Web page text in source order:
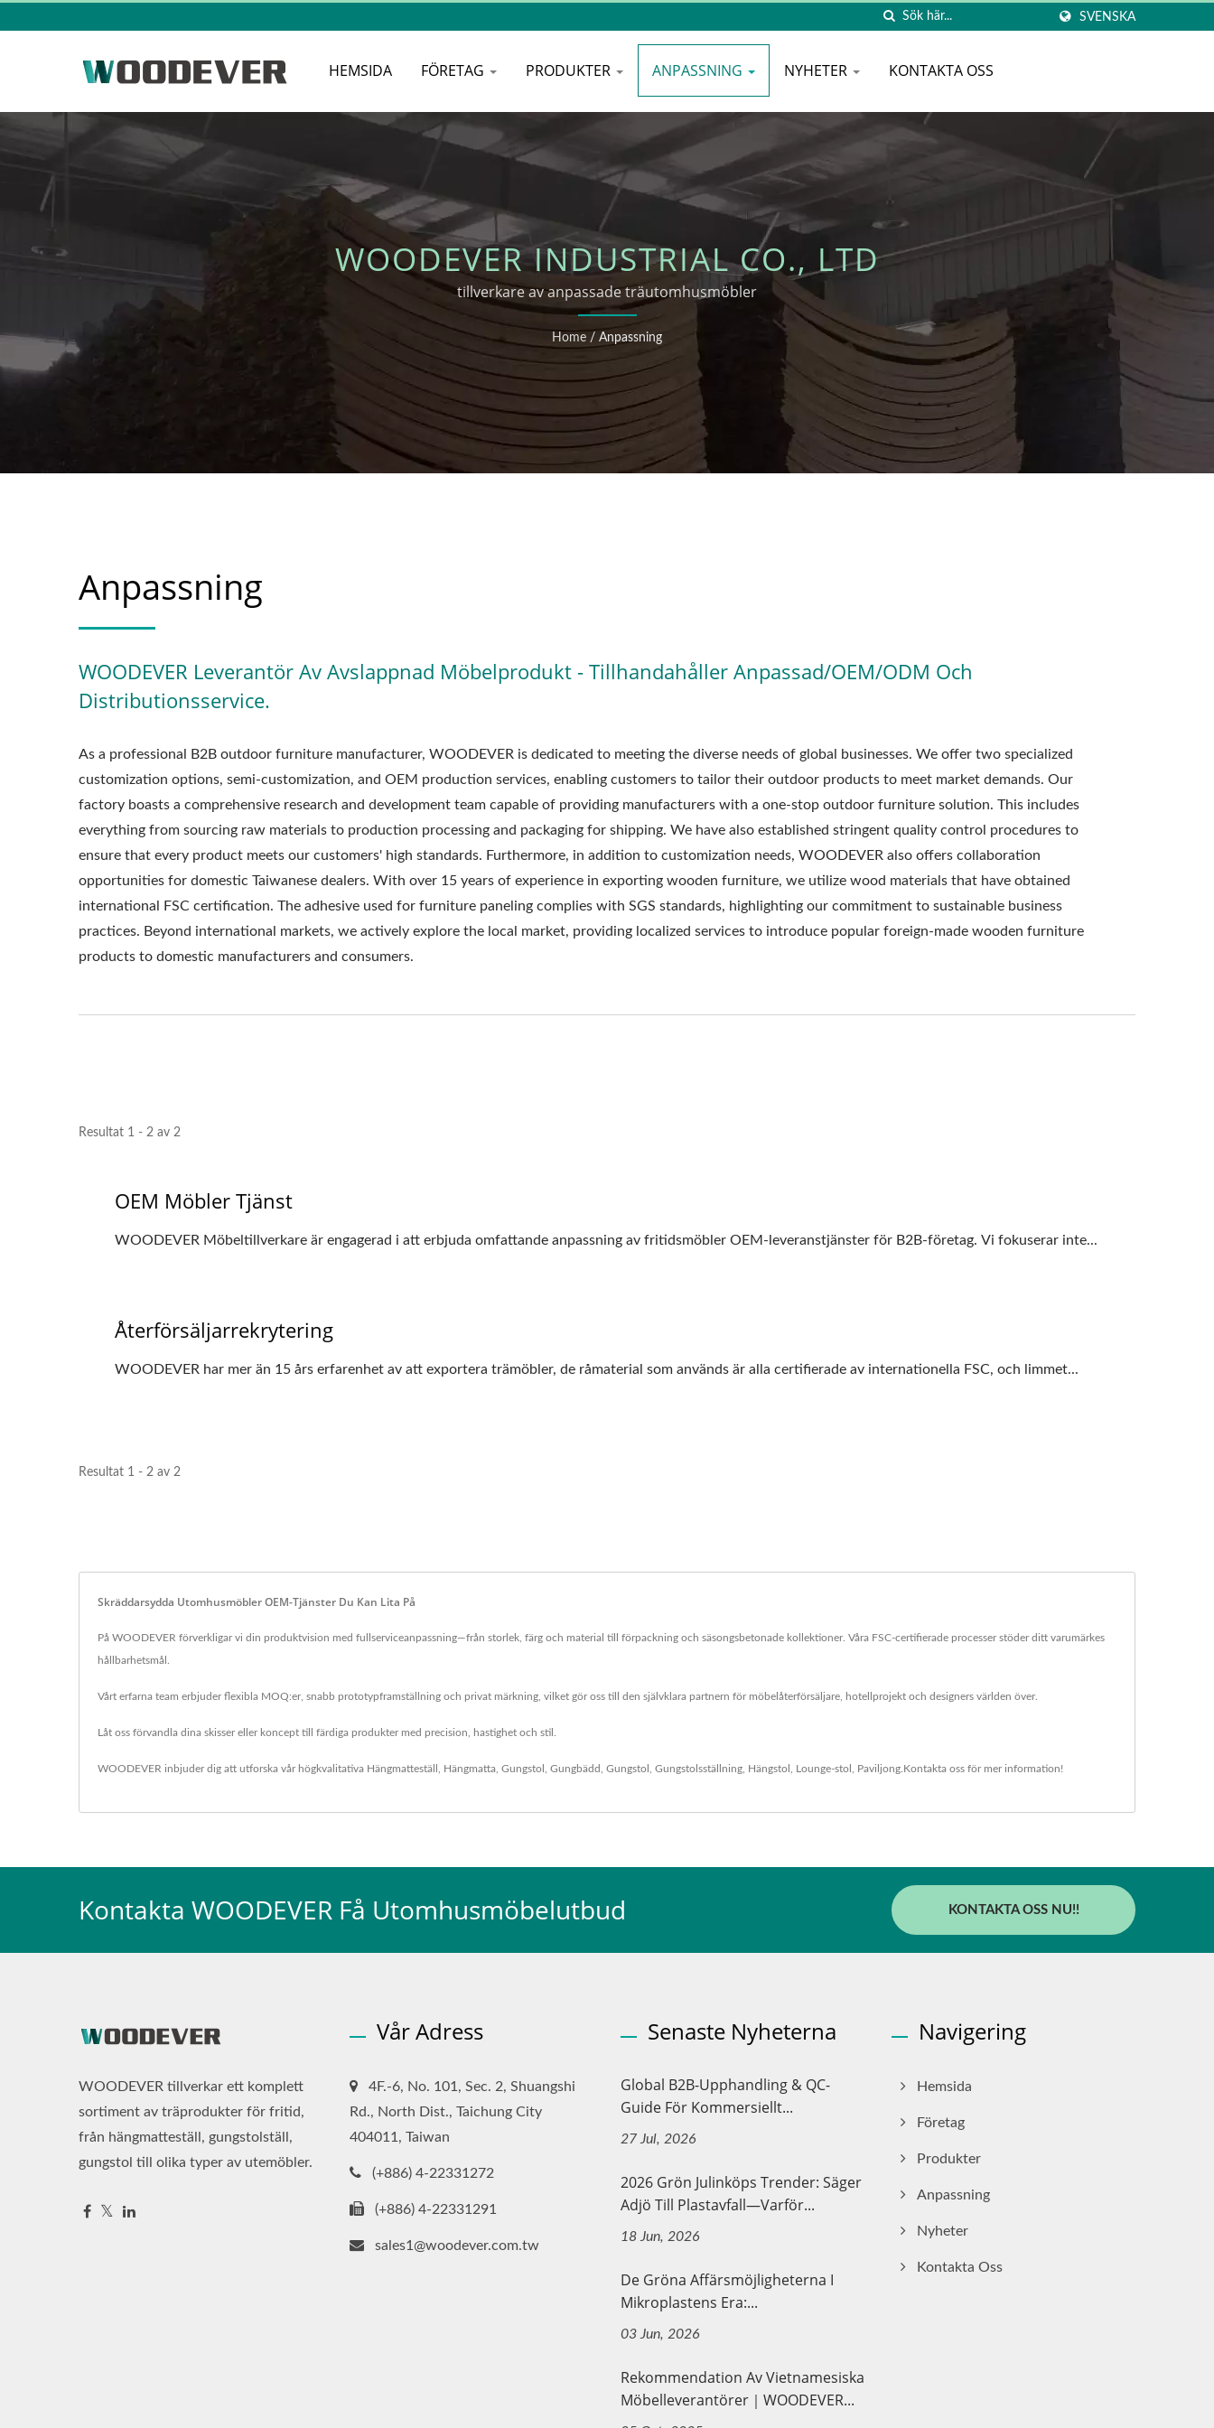
SVENSKA
HEMSIDA FÖRETAG PRODUKTER ANPASSNING NYHETER KONTAKTA OSS
WOODEVER INDUSTRIAL CO., LTD
tillverkare av anpassade träutomhusmöbler
Home / Anpassning
Anpassning
WOODEVER Leverantör Av Avslappnad Möbelprodukt - Tillhandahåller Anpassad/OEM/ODM Och
Distributionsservice.
As a professional B2B outdoor furniture manufacturer, WOODEVER is dedicated to meeting the diverse needs of global businesses. We offer two specialized
customization options, semi-customization, and OEM production services, enabling customers to tailor their outdoor products to meet market demands. Our
factory boasts a comprehensive research and development team capable of providing manufacturers with a one-stop outdoor furniture solution. This includes
everything from sourcing raw materials to production processing and packaging for shipping. We have also established stringent quality control procedures to
ensure that every product meets our customers' high standards. Furthermore, in addition to customization needs, WOODEVER also offers collaboration
opportunities for domestic Taiwanese dealers. With over 15 years of experience in exporting wooden furniture, we utilize wood materials that have obtained
international FSC certification. The adhesive used for furniture paneling complies with SGS standards, highlighting our commitment to sustainable business
practices. Beyond international markets, we actively explore the local market, providing localized services to introduce popular foreign-made wooden furniture
products to domestic manufacturers and consumers.
Resultat 1 - 2 av 2
OEM Möbler Tjänst
WOODEVER Möbeltillverkare är engagerad i att erbjuda omfattande anpassning av fritidsmöbler OEM-leveranstjänster för B2B-företag. Vi fokuserar inte...
Återförsäljarrekrytering
WOODEVER har mer än 15 års erfarenhet av att exportera trämöbler, de råmaterial som används är alla certifierade av internationella FSC, och limmet...
Resultat 1 - 2 av 2
Skräddarsydda Utomhusmöbler OEM-Tjänster Du Kan Lita På
På WOODEVER förverkligar vi din produktvision med fullserviceanpassning—från storlek, färg och material till förpackning och säsongsbetonade kollektioner. Våra FSC-certifierade processer stöder ditt varumärkes
hållbarhetsmål.
Vårt erfarna team erbjuder flexibla MOQ:er, snabb prototypframställning och privat märkning, vilket gör oss till den självklara partnern för möbelåterförsäljare, hotellprojekt och designers världen över.
Låt oss förvandla dina skisser eller koncept till färdiga produkter med precision, hastighet och stil.
WOODEVER inbjuder dig att utforska vår högkvalitativa Hängmatteställ Hängmatta Gungstol Gungbädd Gungstol Gungstolsställning Hängstol Lounge-stol Paviljong Kontakta oss för mer information!
Kontakta WOODEVER Få Utomhusmöbelutbud KONTAKTA OSS NU!!
WOODEVER tillverkar ett komplett
sortiment av träprodukter för fritid,
från hängmatteställ, gungstolställ,
gungstol till olika typer av utemöbler.
Vår Adress
4F.-6, No. 101, Sec. 2, Shuangshi
Rd., North Dist., Taichung City
404011, Taiwan
(+886) 4-22331272
(+886) 4-22331291
sales1@woodever.com.tw
Senaste Nyheterna
Global B2B-Upphandling & QC-
Guide För Kommersiellt...
27 Jul, 2026
2026 Grön Julinköps Trender: Säger
Adjö Till Plastavfall—Varför...
18 Jun, 2026
De Gröna Affärsmöjligheterna I
Mikroplastens Era:...
03 Jun, 2026
Rekommendation Av Vietnamesiska
Möbelleverantörer｜WOODEVER...
Navigering
Hemsida
Företag
Produkter
Anpassning
Nyheter
Kontakta Oss